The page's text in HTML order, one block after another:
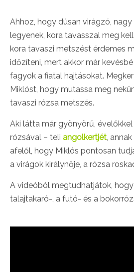
Ahhoz, hogy dúsan virágzó,
legyenek, kora tavasszal meg
kora tavaszi metszést érdemes
időzíteni, mert akkor már
fagyok a fiatal hajtásokat.
Miklóst, hogy mutassa meg
tavaszi rózsa metszés.
Aki látta már gyönyörű,
rózsával – teli angolkertjét ,
afelől, hogy Miklós pontosan
a virágok királynője, a rózsa
A videóból megtudhatjátok,
talajtakaró-, a futó- és a